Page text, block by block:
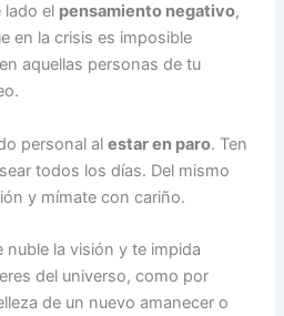
lado el pensamiento negativo,
en la crisis es imposible
aquellas personas de tu
personal alestar en paro. Ten
todos los días. Del mismo
y mímate con cariño.
nuble la visión y te impida
del universo, como por
de un nuevo amanecer o